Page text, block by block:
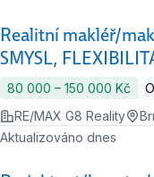
Realitní makléř/
SMYSL,
80 000 ‍–‍ 150 000 Kč
RE/MAX G8 Reality
Aktualizováno dnes